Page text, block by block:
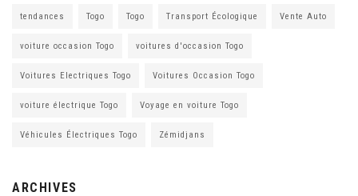
tendances Togo Togo Transport Écologique Vente Auto
voiture occasion Togo voitures d'occasion Togo
Voitures Electriques Togo Voitures Occasion Togo
voiture électrique Togo Voyage en voiture Togo
Véhicules Électriques Togo Zémidjans
ARCHIVES